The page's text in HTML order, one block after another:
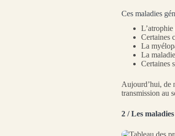
Ces maladies
Certaines
La
La
Certaines
Aujourd’hui, de
transmission au
2 / Les